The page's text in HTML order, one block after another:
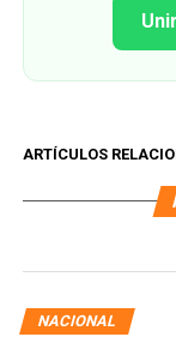
ARTÍCULOS
NACIONAL